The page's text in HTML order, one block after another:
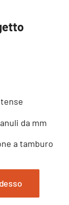
da mm
a tamburo